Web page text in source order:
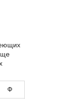
Ф